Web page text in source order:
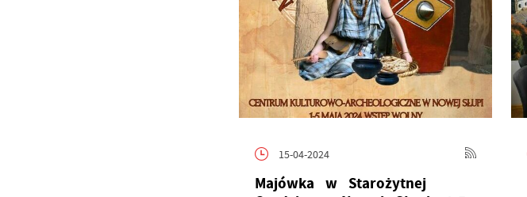
15-04-2024
Majówka w Starożytnej
Ustawienia